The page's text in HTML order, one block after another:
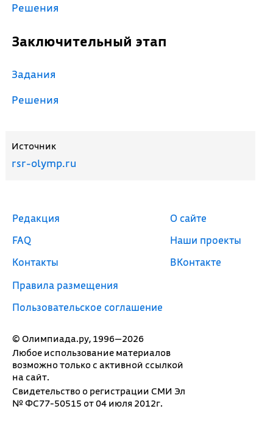
Решения
Заключительный этап
Задания
Решения
Источник
rsr-olymp.ru
© Олимпиада.ру, 1996—2026
Любое использование материалов
возможно только с активной ссылкой
на сайт.
Свидетельство о регистрации СМИ Эл
№ ФС77-50515 от 04 июля 2012г.
Редакция
FAQ
Контакты
Правила размещения
Пользовательское соглашение
О сайте
Наши проекты
ВКонтакте